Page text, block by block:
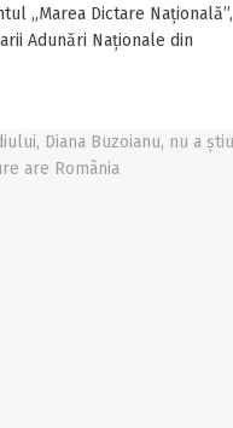
„Marea Dictare Națională”,
Adunări Naționale din